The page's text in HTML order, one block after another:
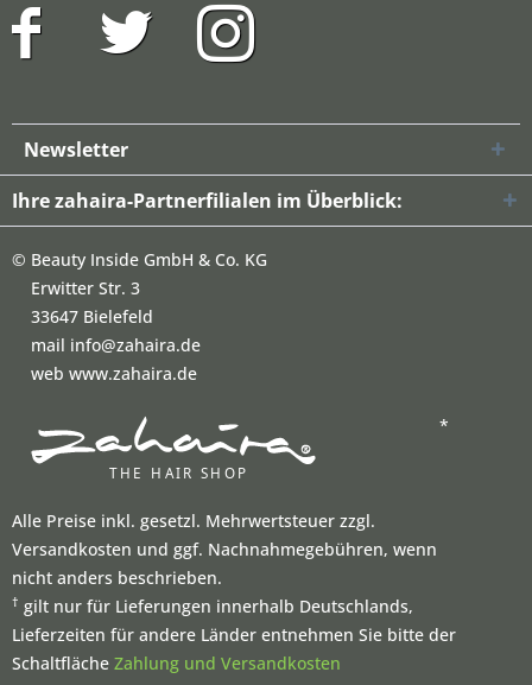
Newsletter
Ihre zahaira-Partnerfilialen im Überblick:
© Beauty Inside GmbH & Co. KG
Erwitter Str. 3
33647 Bielefeld
mail info@zahaira.de
web www.zahaira.de
*
Alle Preise inkl. gesetzl. Mehrwertsteuer zzgl.
Versandkosten und ggf. Nachnahmegebühren, wenn
nicht anders beschrieben.
† gilt nur für Lieferungen innerhalb Deutschlands,
Lieferzeiten für andere Länder entnehmen Sie bitte der
Schaltfläche Zahlung und Versandkosten